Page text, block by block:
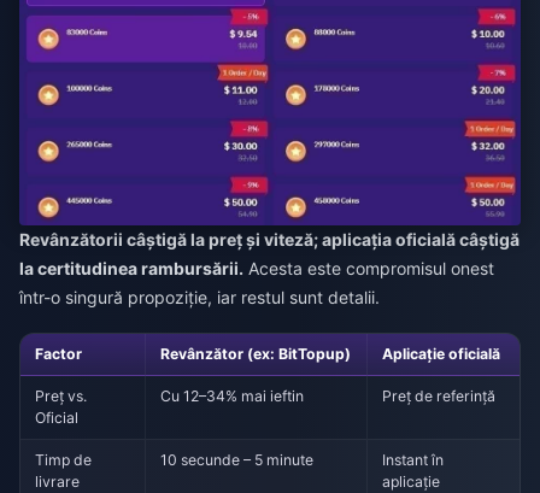
Revânzătorii câștigă la preț și viteză; aplicația oficială câștigă
la certitudinea rambursării. Acesta este compromisul onest
într-o singură propoziție, iar restul sunt detalii.
Factor Revânzător (ex: BitTopup) Aplicație oficială
Preț vs.
Oficial
Cu 12–34% mai ieftin Preț de referință
Timp de
livrare
10 secunde – 5 minute
Instant în
aplicație